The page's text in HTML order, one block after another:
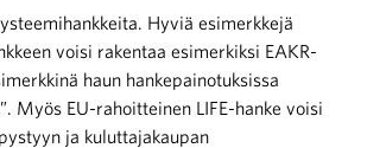
Hyviä esimerkkejä
voisi rakentaa esimerkiksi EAKR-
haun hankepainotuksissa
Myös EU-rahoitteinen LIFE-hanke voisi
ja kuluttajakaupan